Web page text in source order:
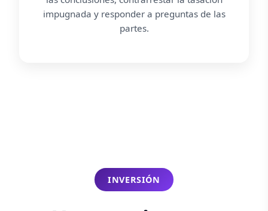
impugnada y responder a preguntas de las
partes.
INVERSIÓN